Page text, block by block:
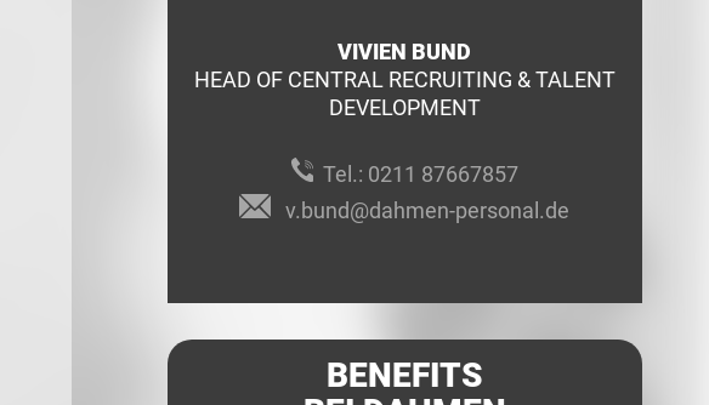
VIVIEN BUND
HEAD OF CENTRAL RECRUITING & TALENT
DEVELOPMENT
Tel.: 0211 87667857
v.bund@dahmen-personal.de
BENEFITS